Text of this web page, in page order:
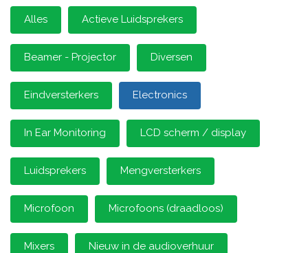
Alles Actieve Luidsprekers
Beamer - Projector Diversen
Eindversterkers Electronics
In Ear Monitoring LCD scherm / display
Luidsprekers Mengversterkers
Microfoon Microfoons (draadloos)
Mixers Nieuw in de audioverhuur